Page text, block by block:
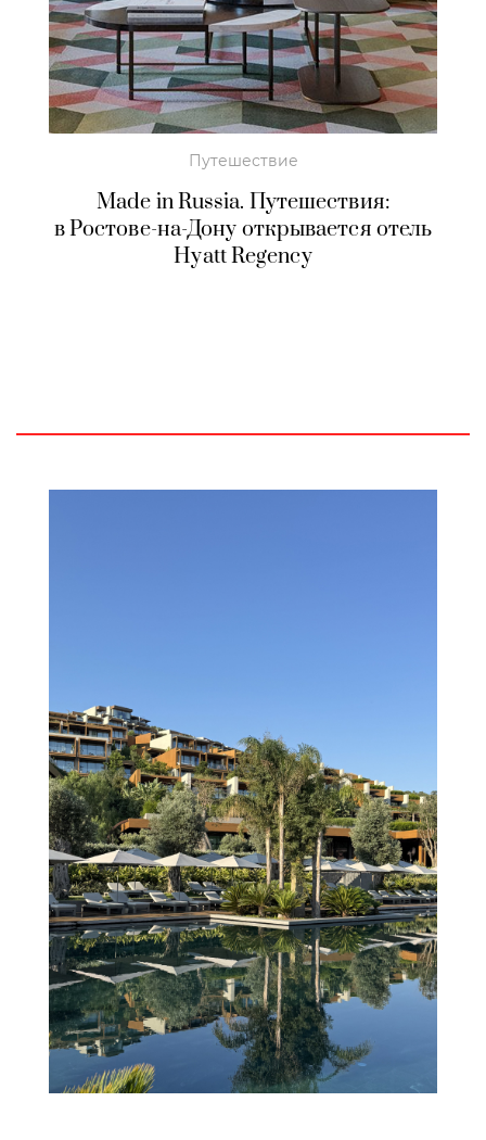
Путешествие
Made in Russia. Путешествия:
в Ростове-на-Дону открывается отель
Hyatt Regency